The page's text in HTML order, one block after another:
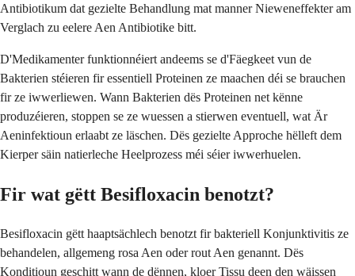
Antibiotikum dat gezielte Behandlung mat manner Nieweneffekter am
Verglach zu eelere Aen Antibiotike bitt.
D'Medikamenter funktionnéiert andeems se d'Fäegkeet vun de
Bakterien stéieren fir essentiell Proteinen ze maachen déi se brauchen
fir ze iwwerliewen. Wann Bakterien dës Proteinen net kënne
produzéieren, stoppen se ze wuessen a stierwen eventuell, wat Är
Aeninfektioun erlaabt ze läschen. Dës gezielte Approche hëlleft dem
Kierper säin natierleche Heelprozess méi séier iwwerhuelen.
Fir wat gëtt Besifloxacin benotzt?
Besifloxacin gëtt haaptsächlech benotzt fir bakteriell Konjunktivitis ze
behandelen, allgemeng rosa Aen oder rout Aen genannt. Dës
Konditioun geschitt wann de dënnen, kloer Tissu deen den wäissen